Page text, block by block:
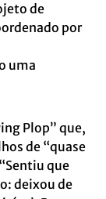
de
por
uma
Plop” que,
de “quase
que
deixou de